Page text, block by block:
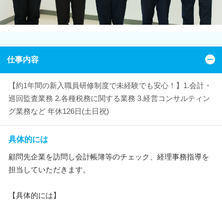
仕事内容
【約1年間の新入職員研修制度で未経験でも安心！】1.会計・
巡回監査業務 2.各種税務に関する業務 3.経営コンサルティン
グ業務など 年休126日(土日祝)
具体的には
顧問先企業を訪問し会計帳簿等のチェック、経理事務指導を
担当していただきます。
【具体的には】